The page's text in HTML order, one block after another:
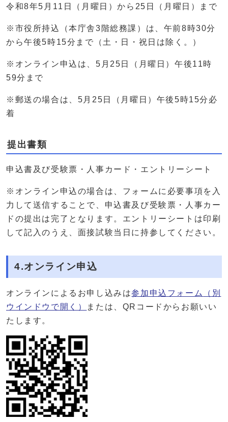
令和8年5月11日（月曜日）から25日（月曜日）まで
※市役所持込（本庁舎3階総務課）は、午前8時30分
から午後5時15分まで（土・日・祝日は除く。）
※オンライン申込は、5月25日（月曜日）午後11時
59分まで
※郵送の場合は、5月25日（月曜日）午後5時15分必
着
提出書類
申込書及び受験票・人事カード・エントリーシート
※オンライン申込の場合は、フォームに必要事項を入
力して送信することで、申込書及び受験票・人事カー
ドの提出は完了となります。エントリーシートは印刷
して記入のうえ、面接試験当日に持参してください。
4.オンライン申込
オンラインによるお申し込みは参加申込フォーム
（別
ウインドウで開く）
または、QRコードからお願いい
たします。